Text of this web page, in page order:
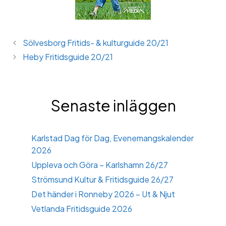
Sölvesborg Fritids- & kulturguide 20/21
Heby Fritidsguide 20/21
Senaste inläggen
Karlstad Dag för Dag, Evenemangskalender
2026
Uppleva och Göra – Karlshamn 26/27
Strömsund Kultur & Fritidsguide 26/27
Det händer i Ronneby 2026 – Ut & Njut
Vetlanda Fritidsguide 2026